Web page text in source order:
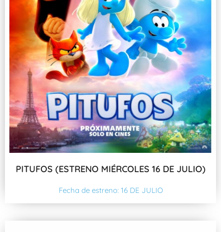
PITUFOS (ESTRENO MIÉRCOLES 16 DE JULIO)
Fecha de estreno: 16 DE JULIO